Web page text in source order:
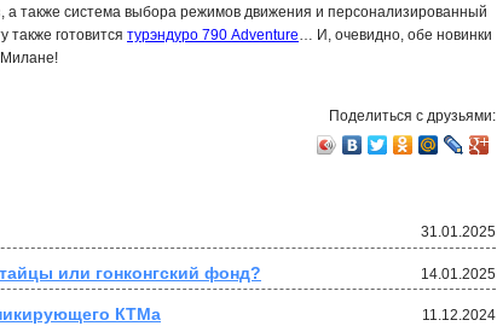
а также система выбора режимов движения и персонализированный
также готовится турэндуро 790 Adventure… И, очевидно, обе новинки
Милане!
Поделиться с друзьями:
31.01.2025
14.01.2025
или гонконгский фонд?
11.12.2024
КТМа